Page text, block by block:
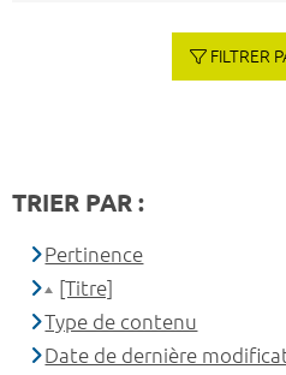
FILTRER
TRIER PAR :
Pertinence
[Titre]
Type de contenu
Date de dernière